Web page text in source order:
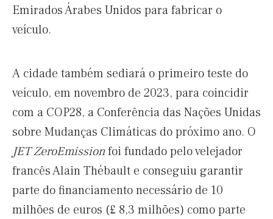
Emirados Árabes Unidos para fabricar o
veículo.
A cidade também sediará o primeiro teste do
veículo, em novembro de 2023, para coincidir
com a COP28, a Conferência das Nações Unidas
sobre Mudanças Climáticas do próximo ano. O
JET ZeroEmissionfoi fundado pelo velejador
francês Alain Thébault e conseguiu garantir
parte do financiamento necessário de 10
milhões de euros (£ 8,3 milhões) como parte